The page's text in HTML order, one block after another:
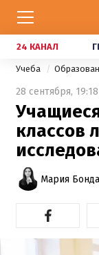
24 КАНАЛ
Учеба
28 сентября, 19:18
классов
Мария